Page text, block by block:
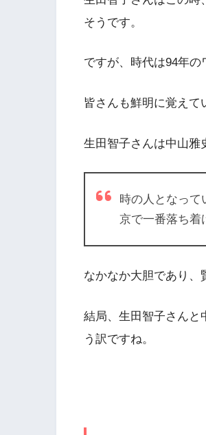
そうです。
ですが、時代は94年の
皆さんも鮮明に覚えて
生田智子さんは中山雅
時の人となって
京で一番落ち着
なかなか大胆であり、
結局、生田智子さんと
う訳ですね。